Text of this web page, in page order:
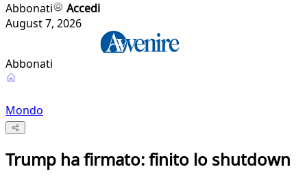
Abbonati
Accedi
August 7, 2026
Abbonati
Mondo
Trump ha firmato: finito lo shutdown